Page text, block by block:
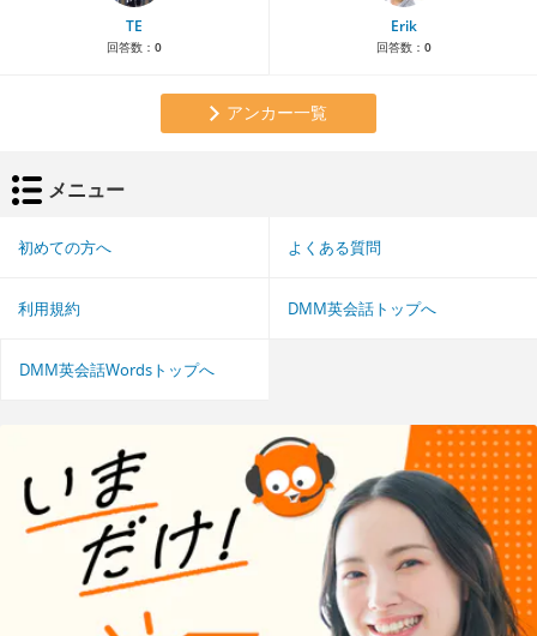
TE
回答数： 0
Erik
回答数： 0
アンカー一覧
メニュー
初めての方へ よくある質問
利用規約 DMM英会話トップへ
DMM英会話Wordsトップへ